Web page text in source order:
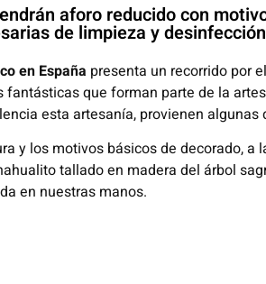
aforo reducido con
de limpieza y
en España presenta un recorrido por
fantásticas que forman parte de la
esta artesanía, provienen
y los motivos básicos de decorado,
tallado en madera del árbol
en nuestras manos.